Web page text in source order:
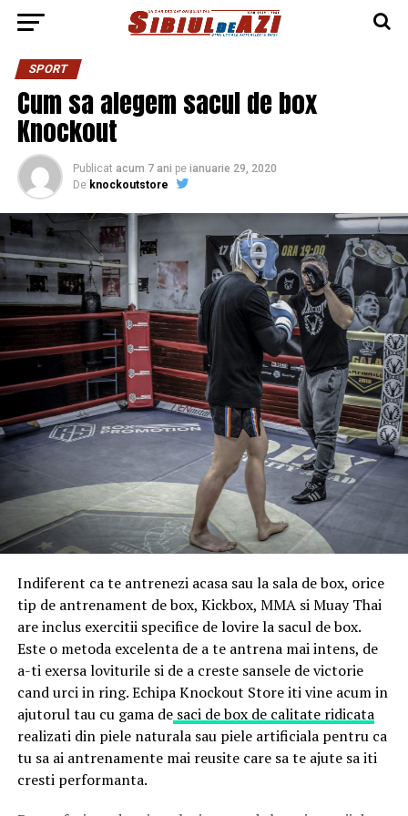
SPORT
Cum sa alegem sacul de box
Knockout
Publicat acum 7 ani pe ianuarie 29, 2020
De knockoutstore
Indiferent ca te antrenezi acasa sau la sala de box, orice
tip de antrenament de box, Kickbox, MMA si Muay Thai
are inclus exercitii specifice de lovire la sacul de box.
Este o metoda excelenta de a te antrena mai intens, de
a-ti exersa loviturile si de a creste sansele de victorie
cand urci in ring. Echipa Knockout Store iti vine acum in
ajutorul tau cu gama desaci de box de calitate ridicata
realizati din piele naturala sau piele artificiala pentru ca
tu sa ai antrenamente mai reusite care sa te ajute sa iti
cresti performanta.